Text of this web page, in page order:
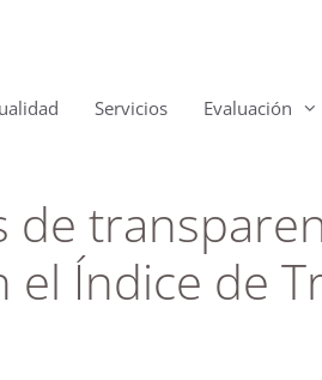
Servicios Evaluación
de
Índice de